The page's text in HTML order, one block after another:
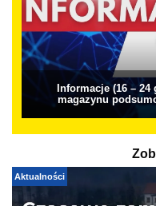
Informacje (16 – 24
magazynu
Aktualności